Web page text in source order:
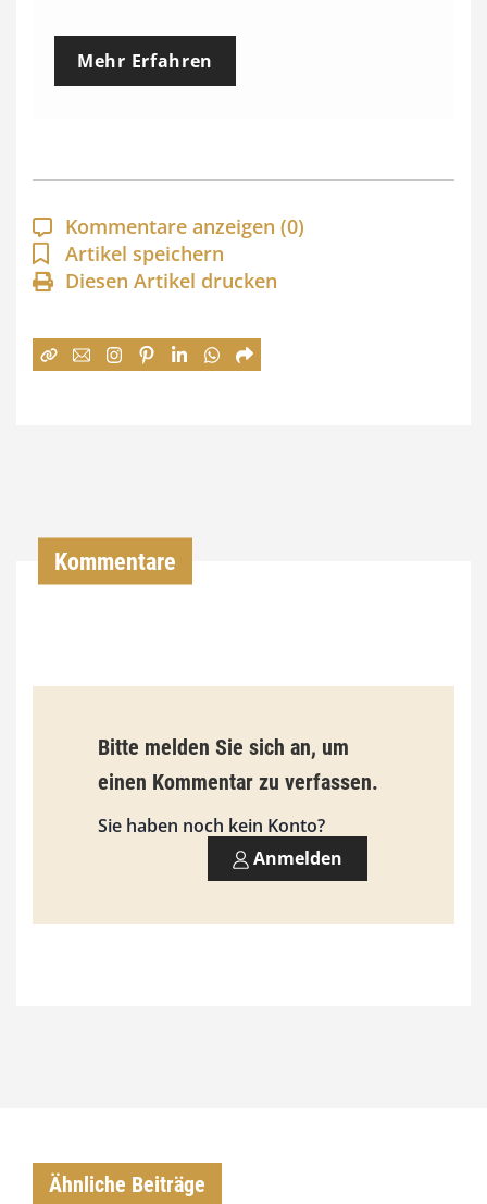
e
p
a
n
n
:
9
3
0
0
Mehr Erfahren
Kommentare anzeigen (0)
Artikel speichern
Diesen Artikel drucken
Kommentare
Bitte melden Sie sich an, um
einen Kommentar zu verfassen.
Sie haben noch kein Konto?
Anmelden
Ähnliche Beiträge